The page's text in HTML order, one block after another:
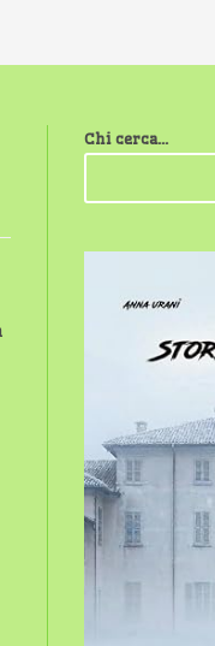
Chi cerca...